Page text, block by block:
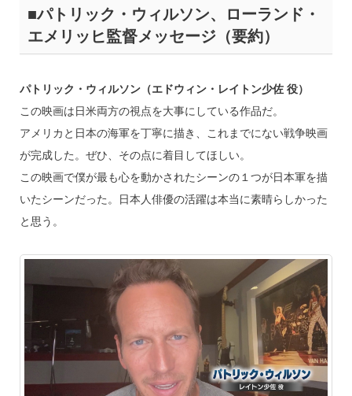
■パトリック・ウィルソン、ローランド・
エメリッヒ監督メッセージ（要約）
パトリック・ウィルソン（エドウィン・レイトン少佐 役）
この映画は日米両方の視点を大事にしている作品だ。
アメリカと日本の海軍を丁寧に描き、これまでにない戦争映画
が完成した。ぜひ、その点に着目してほしい。
この映画で僕が最も心を動かされたシーンの１つが日本軍を描
いたシーンだった。日本人俳優の活躍は本当に素晴らしかった
と思う。